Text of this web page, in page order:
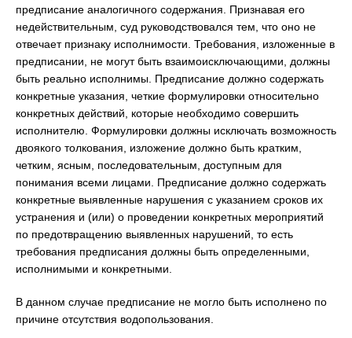
предписание аналогичного содержания. Признавая его
недействительным, суд руководствовался тем, что оно не
отвечает признаку исполнимости. Требования, изложенные в
предписании, не могут быть взаимоисключающими, должны
быть реально исполнимы. Предписание должно содержать
конкретные указания, четкие формулировки относительно
конкретных действий, которые необходимо совершить
исполнителю. Формулировки должны исключать возможность
двоякого толкования, изложение должно быть кратким,
четким, ясным, последовательным, доступным для
понимания всеми лицами. Предписание должно содержать
конкретные выявленные нарушения с указанием сроков их
устранения и (или) о проведении конкретных мероприятий
по предотвращению выявленных нарушений, то есть
требования предписания должны быть определенными,
исполнимыми и конкретными.
В данном случае предписание не могло быть исполнено по
причине отсутствия водопользования.